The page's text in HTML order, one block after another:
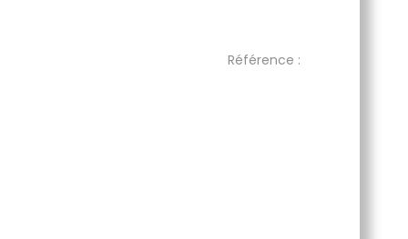
Référence :